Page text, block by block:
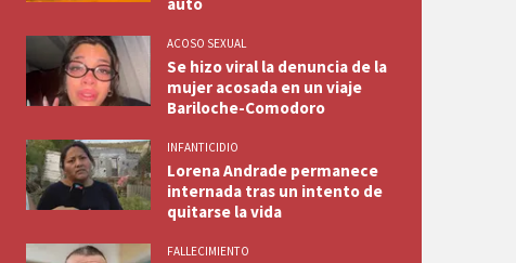
ACOSO SEXUAL
Se hizo viral la denuncia de la
mujer acosada en un viaje
Bariloche-Comodoro
INFANTICIDIO
Lorena Andrade permanece
internada tras un intento de
quitarse la vida
FALLECIMIENTO